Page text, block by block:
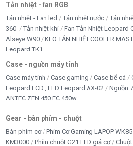
Tản nhiệt - fan RGB
Tản nhiệt - Fan led Tản nhiệt nước
Tản
360
Tản nhiệt khí Fan Tản Nhiệt Leopard
Alseye W90
KEO TẢN NHIỆT COOLER
Leopard TK1
Case - nguồn máy tính
Case máy tính Case gaming Case bể cá
Leopard LCD , LED Leopard AX-02
Nguồn
ANTEC ZEN 450 EC 450w
Gear - bàn phím - chuột
Bàn phím cơ Phím Cơ Gaming LAPOP WK85
KM3000
Phím chuột G21 LED giả cơ